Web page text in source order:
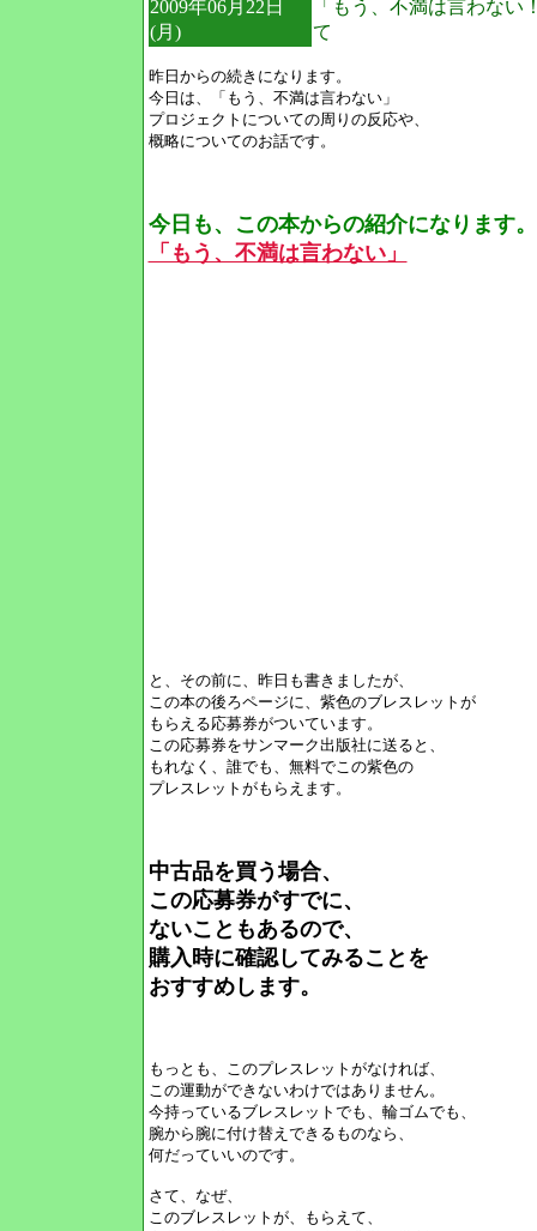
2009年06月22日
(月)
「もう、不満は言わない
て
昨日からの続きになります。
今日は、「もう、不満は言わない」
プロジェクトについての周りの反応や、
概略についてのお話です。
今日も、この本からの紹介になります。
「もう、不満は言わない」
と、その前に、昨日も書きましたが、
この本の後ろページに、紫色のブレスレットが
もらえる応募券がついています。
この応募券をサンマーク出版社に送ると、
もれなく、誰でも、無料でこの紫色の
プレスレットがもらえます。
中古品を買う場合、
この応募券がすでに、
ないこともあるので、
購入時に確認してみることを
おすすめします。
もっとも、このプレスレットがなければ、
この運動ができないわけではありません。
今持っているブレスレットでも、輪ゴムでも、
腕から腕に付け替えできるものなら、
何だっていいのです。
さて、なぜ、
このブレスレットが、もらえて、